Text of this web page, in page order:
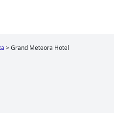
>Grand Meteora Hotel